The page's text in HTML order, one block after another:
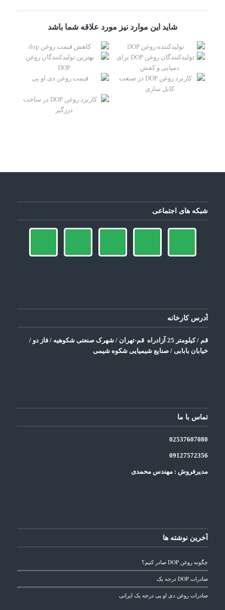
شاید این موارد نیز مورد علاقه شما باشد
شبکه های اجتماعی
آدرس کارخانه
قم / کیلومتر 25 آزادراه قم-تهران / شهرک صنعتی شکوهیه / فاز دو /
خیابان بابابی / صنایع شیمیایی شکوه شیمی
تماس با ما
02537607080
09127572356
مدیرفروش : مهندس محمدی
آخرین نوشته ها
چگونه روغن DOP صادر کنیم؟
صادرات DOP درجه یک
صادرات روغن دی او پی درجه یک ایرانی